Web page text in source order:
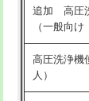
マス交換
コンクリー
コンクリ
持込商品取
給水管工事
追加 高圧
（一般向け
高圧洗浄機
人）